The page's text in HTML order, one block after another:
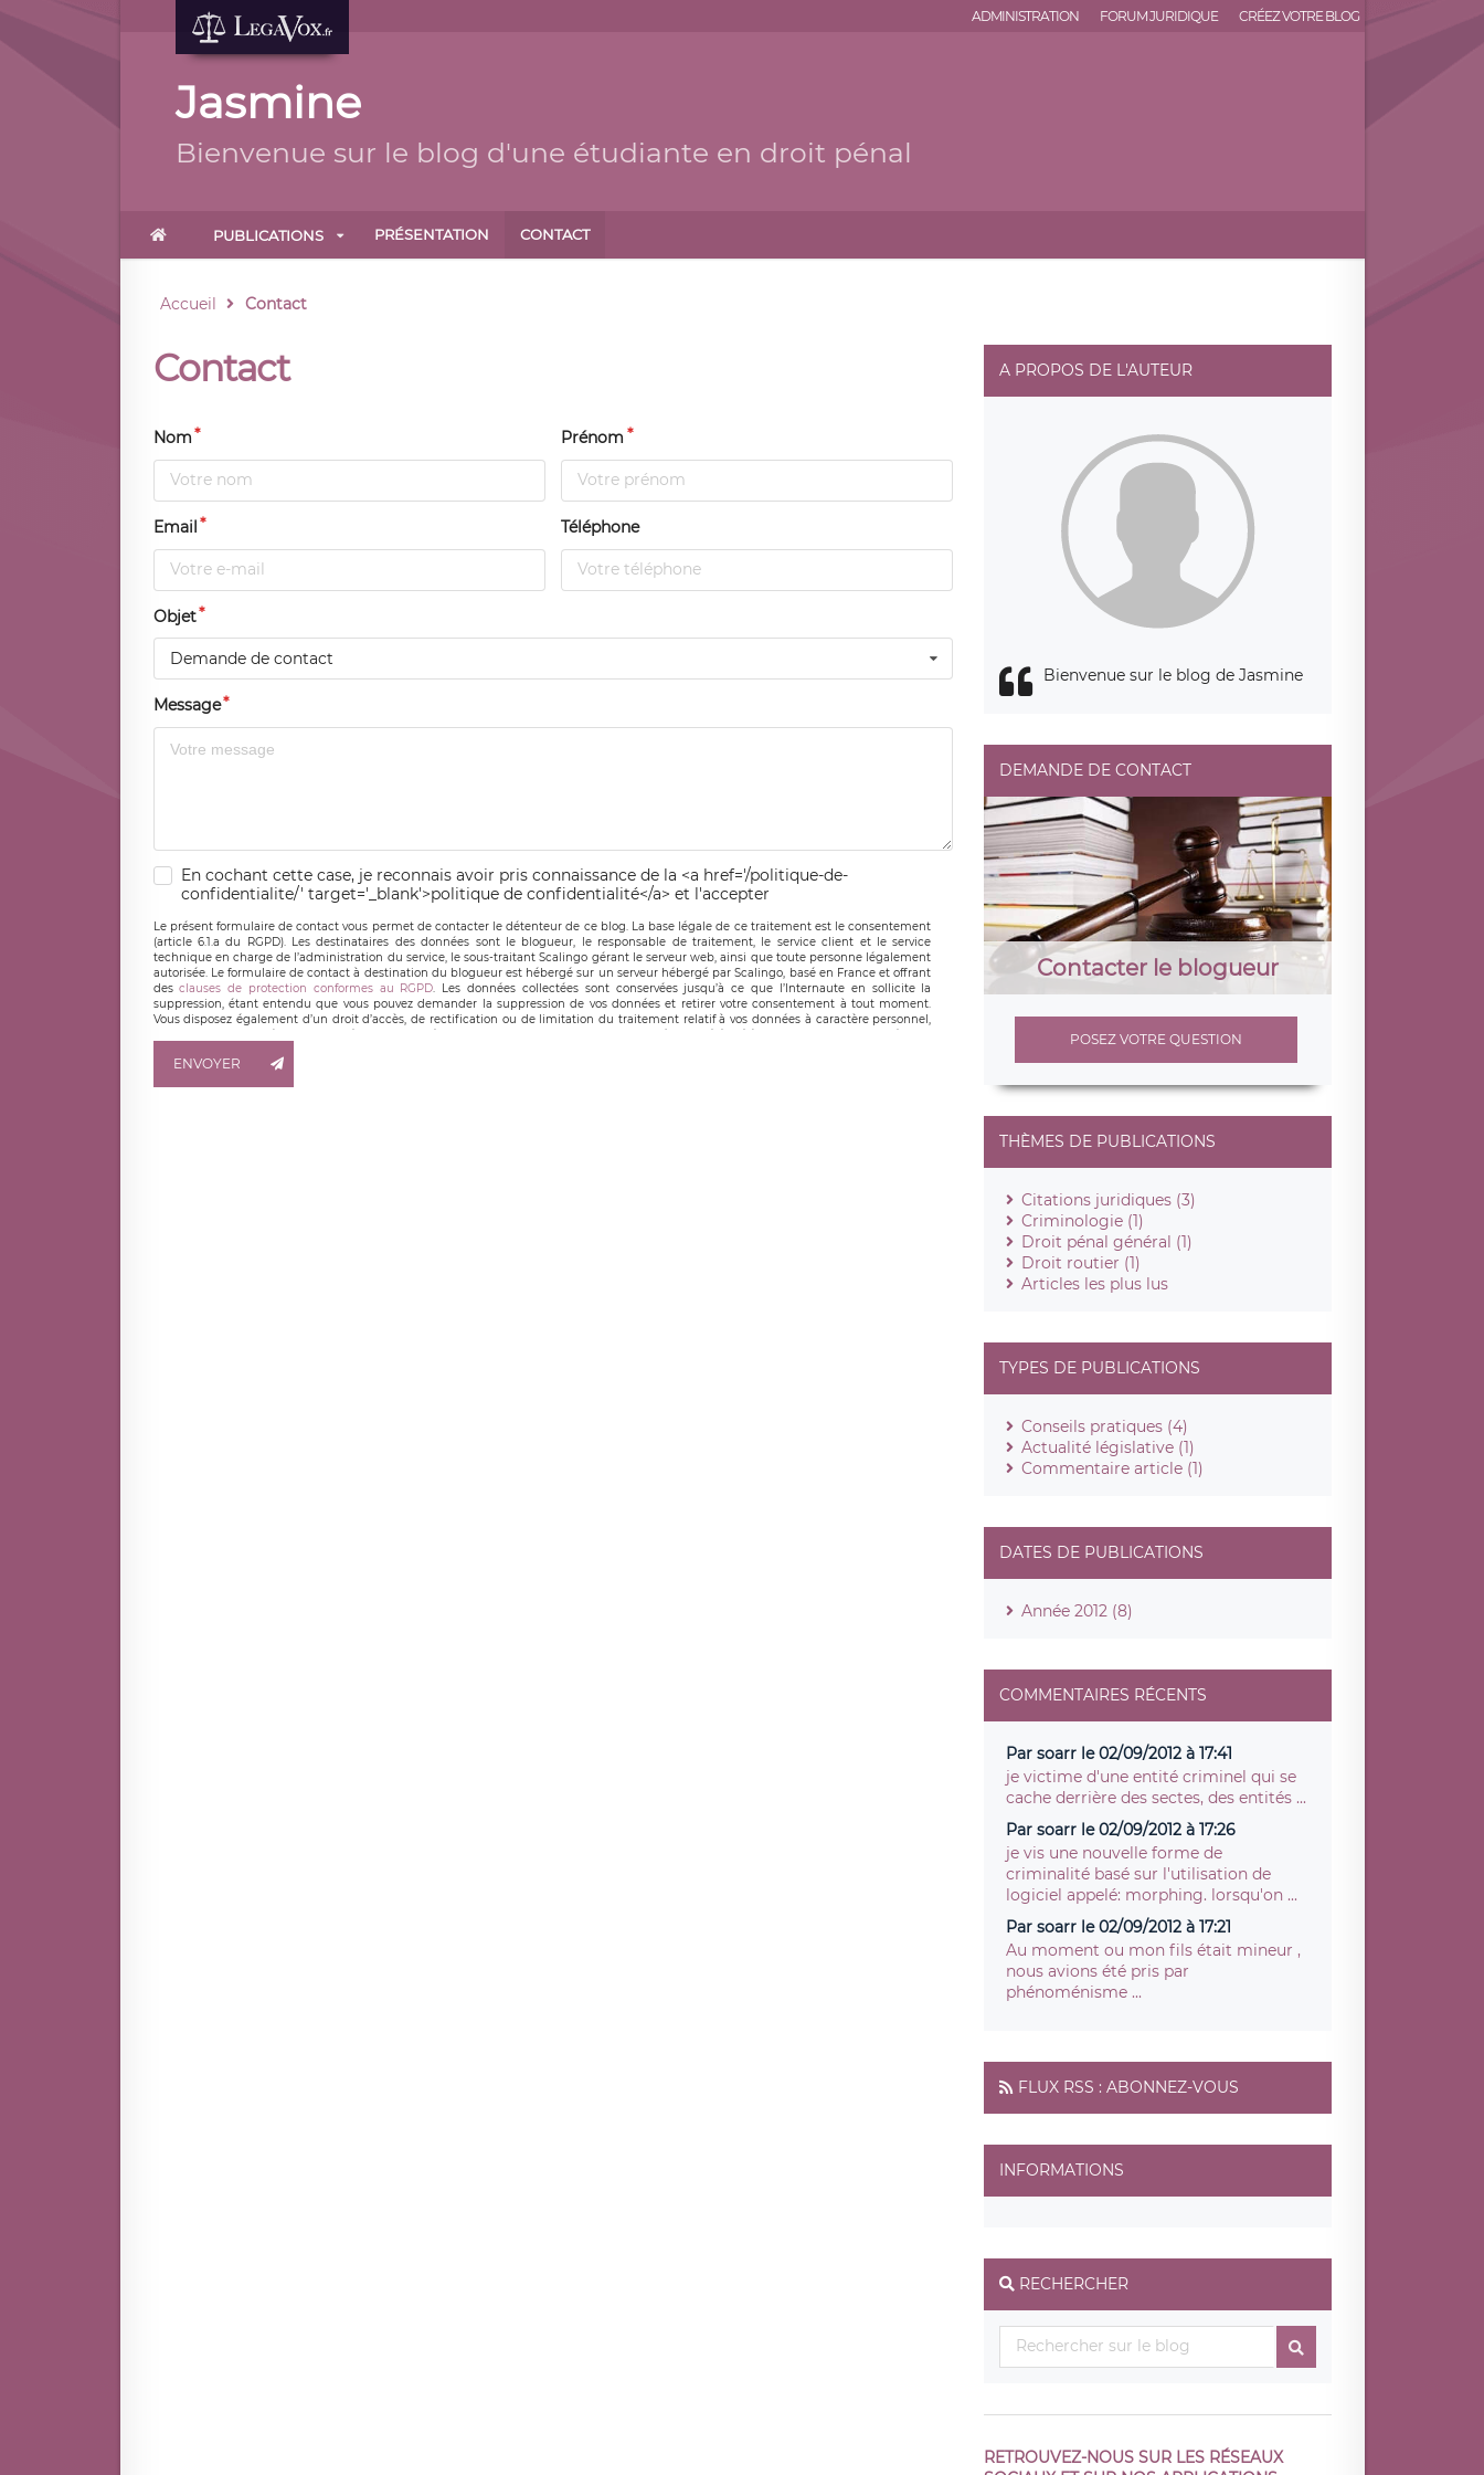
ADMINISTRATION FORUM JURIDIQUE CRÉEZ VOTRE BLOG
Jasmine
Bienvenue sur le blog d'une étudiante en droit pénal
PUBLICATIONS PRÉSENTATION CONTACT
Accueil Contact
Contact
Nom Prénom
Email Téléphone
Objet
Demande de contact
Message
En cochant cette case, je reconnais avoir pris connaissance de la <a href='/politique-de-
confidentialite/' target='_blank'>politique de confidentialité</a> et l'accepter
Le présent formulaire de contact vous permet de contacter le détenteur de ce blog. La base légale de ce traitement est le consentement
(article 6.1.a du RGPD). Les destinataires des données sont le blogueur, le responsable de traitement, le service client et le service
technique en charge de l’administration du service, le sous-traitant Scalingo gérant le serveur web, ainsi que toute personne légalement
autorisée. Le formulaire de contact à destination du blogueur est hébergé sur un serveur hébergé par Scalingo, basé en France et offrant
desclauses de protection conformes au RGPD. Les données collectées sont conservées jusqu’à ce que l’Internaute en sollicite la
suppression, étant entendu que vous pouvez demander la suppression de vos données et retirer votre consentement à tout moment.
Vous disposez également d’un droit d’accès, de rectification ou de limitation du traitement relatif à vos données à caractère personnel,
responsable de traitement est la société LÉGAVOX, sis 9 rue Léopold Sédar Senghor, joignable à l’adresse mail :
ENVOYER
A PROPOS DE L'AUTEUR
Bienvenue sur le blog de Jasmine
DEMANDE DE CONTACT
Contacter le blogueur
POSEZ VOTRE QUESTION
THÈMES DE PUBLICATIONS
Citations juridiques (3)
Criminologie (1)
Droit pénal général (1)
Droit routier (1)
Articles les plus lus
TYPES DE PUBLICATIONS
Conseils pratiques (4)
Actualité législative (1)
Commentaire article (1)
DATES DE PUBLICATIONS
Année 2012 (8)
COMMENTAIRES RÉCENTS
Par soarr le 02/09/2012 à 17:41
je victime d'une entité criminel qui se
cache derrière des sectes, des entités ...
Par soarr le 02/09/2012 à 17:26
je vis une nouvelle forme de
criminalité basé sur l'utilisation de
logiciel appelé: morphing. lorsqu'on ...
Par soarr le 02/09/2012 à 17:21
Au moment ou mon fils était mineur ,
nous avions été pris par
phénoménisme ...
FLUX RSS : ABONNEZ-VOUS
INFORMATIONS
RECHERCHER
RETROUVEZ-NOUS SUR LES RÉSEAUX